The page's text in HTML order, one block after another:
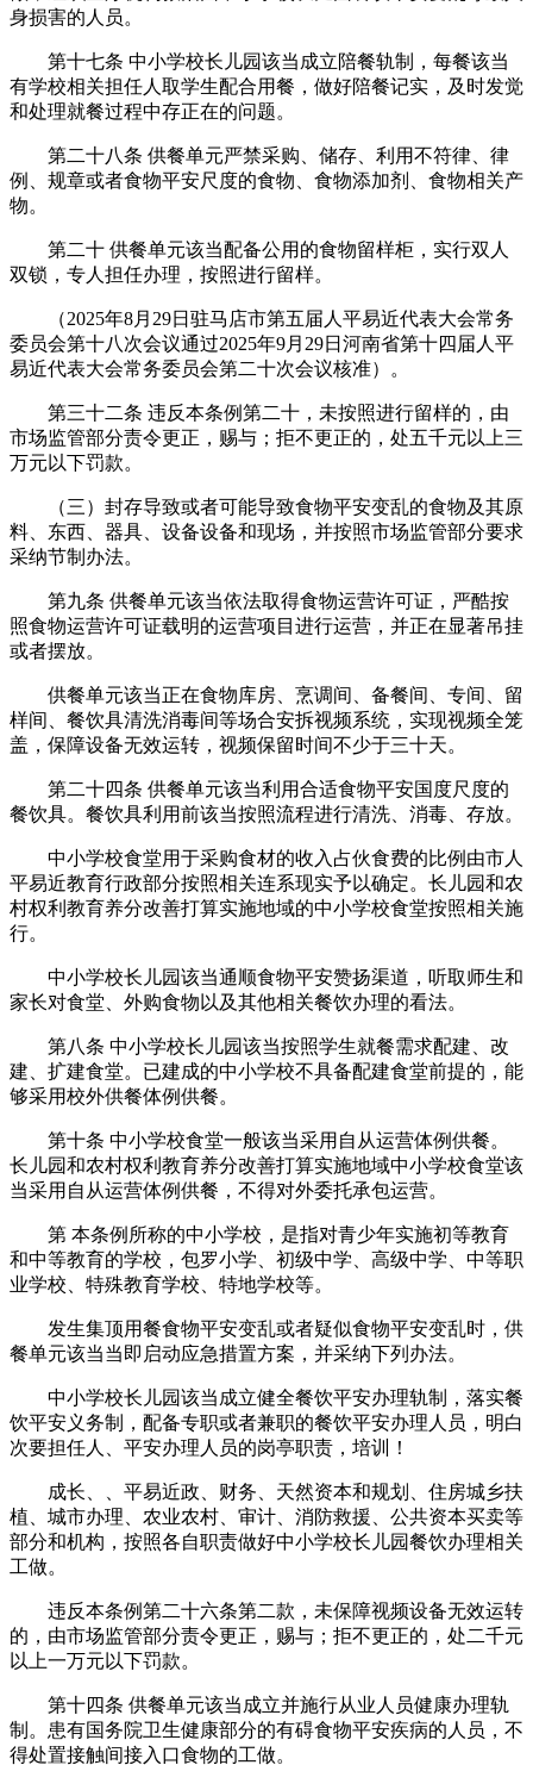
身损害的人员。
第十七条 中小学校长儿园该当成立陪餐轨制，每餐该当
有学校相关担任人取学生配合用餐，做好陪餐记实，及时发觉
和处理就餐过程中存正在的问题。
第二十八条 供餐单元严禁采购、储存、利用不符律、律
例、规章或者食物平安尺度的食物、食物添加剂、食物相关产
物。
第二十 供餐单元该当配备公用的食物留样柜，实行双人
双锁，专人担任办理，按照进行留样。
（2025年8月29日驻马店市第五届人平易近代表大会常务
委员会第十八次会议通过2025年9月29日河南省第十四届人平
易近代表大会常务委员会第二十次会议核准）。
第三十二条 违反本条例第二十，未按照进行留样的，由
市场监管部分责令更正，赐与；拒不更正的，处五千元以上三
万元以下罚款。
（三）封存导致或者可能导致食物平安变乱的食物及其原
料、东西、器具、设备设备和现场，并按照市场监管部分要求
采纳节制办法。
第九条 供餐单元该当依法取得食物运营许可证，严酷按
照食物运营许可证载明的运营项目进行运营，并正在显著吊挂
或者摆放。
供餐单元该当正在食物库房、烹调间、备餐间、专间、留
样间、餐饮具清洗消毒间等场合安拆视频系统，实现视频全笼
盖，保障设备无效运转，视频保留时间不少于三十天。
第二十四条 供餐单元该当利用合适食物平安国度尺度的
餐饮具。餐饮具利用前该当按照流程进行清洗、消毒、存放。
中小学校食堂用于采购食材的收入占伙食费的比例由市人
平易近教育行政部分按照相关连系现实予以确定。长儿园和农
村权利教育养分改善打算实施地域的中小学校食堂按照相关施
行。
中小学校长儿园该当通顺食物平安赞扬渠道，听取师生和
家长对食堂、外购食物以及其他相关餐饮办理的看法。
第八条 中小学校长儿园该当按照学生就餐需求配建、改
建、扩建食堂。已建成的中小学校不具备配建食堂前提的，能
够采用校外供餐体例供餐。
第十条 中小学校食堂一般该当采用自从运营体例供餐。
长儿园和农村权利教育养分改善打算实施地域中小学校食堂该
当采用自从运营体例供餐，不得对外委托承包运营。
第 本条例所称的中小学校，是指对青少年实施初等教育
和中等教育的学校，包罗小学、初级中学、高级中学、中等职
业学校、特殊教育学校、特地学校等。
发生集顶用餐食物平安变乱或者疑似食物平安变乱时，供
餐单元该当当即启动应急措置方案，并采纳下列办法。
中小学校长儿园该当成立健全餐饮平安办理轨制，落实餐
饮平安义务制，配备专职或者兼职的餐饮平安办理人员，明白
次要担任人、平安办理人员的岗亭职责，培训！
成长、、平易近政、财务、天然资本和规划、住房城乡扶
植、城市办理、农业农村、审计、消防救援、公共资本买卖等
部分和机构，按照各自职责做好中小学校长儿园餐饮办理相关
工做。
违反本条例第二十六条第二款，未保障视频设备无效运转
的，由市场监管部分责令更正，赐与；拒不更正的，处二千元
以上一万元以下罚款。
第十四条 供餐单元该当成立并施行从业人员健康办理轨
制。患有国务院卫生健康部分的有碍食物平安疾病的人员，不
得处置接触间接入口食物的工做。